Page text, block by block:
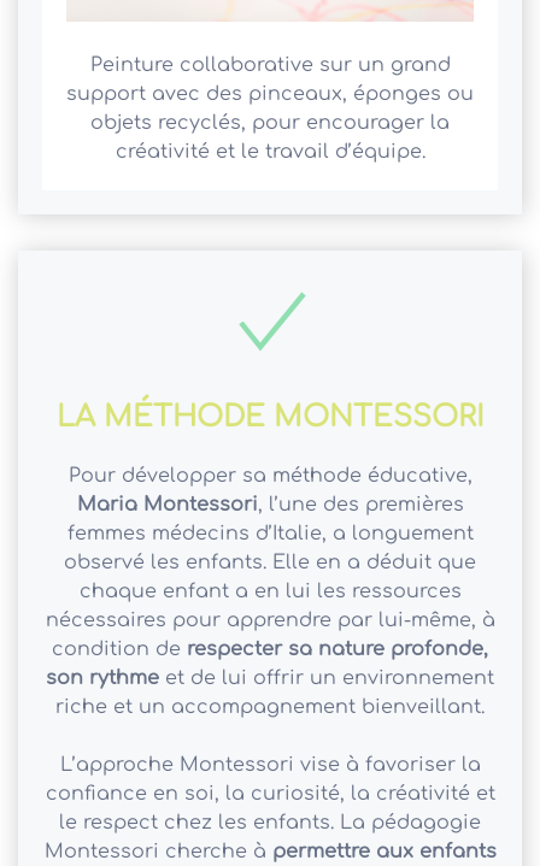
Peinture collaborative sur un grand
support avec des pinceaux, éponges ou
objets recyclés, pour encourager la
créativité et le travail d’équipe.
LA MÉTHODE MONTESSORI
Pour développer sa méthode éducative,
Maria Montessori, l’une des premières
femmes médecins d’Italie, a longuement
observé les enfants. Elle en a déduit que
chaque enfant a en lui les ressources
nécessaires pour apprendre par lui-même, à
condition de respecter sa nature profonde,
son rythme et de lui offrir un environnement
riche et un accompagnement bienveillant.
L’approche Montessori vise à favoriser la
confiance en soi, la curiosité, la créativité et
le respect chez les enfants. La pédagogie
Montessori cherche à permettre aux enfants